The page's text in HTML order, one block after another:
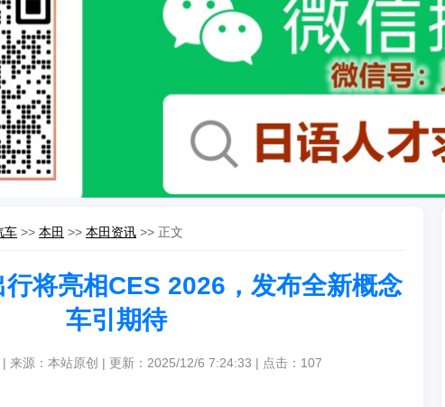
车 >> 本田 >> 本田资讯 >> 正文
将亮相CES 2026，发布全新概念
车引期待
| 来源：本站原创 | 更新：2025/12/6 7:24:33 | 点击： 107